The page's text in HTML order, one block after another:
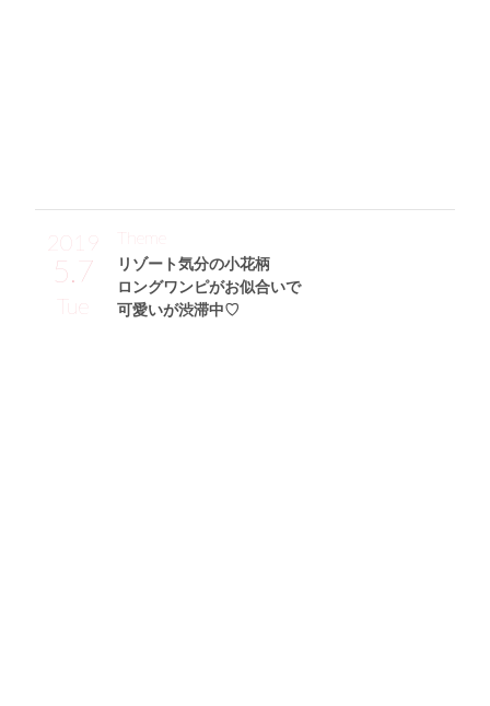
2019
5.7
Tue
リゾート気分の小花柄
ロングワンピがお似合いで
可愛いが渋滞中♡
Theme